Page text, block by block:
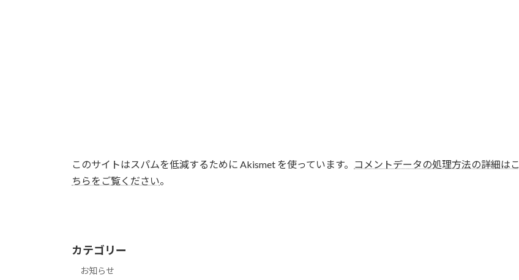
このサイトはスパムを低減するために Akismet を使っています。
コメントデータの処理方法の詳細はこ
ちらをご覧ください。
カテゴリー
お知らせ